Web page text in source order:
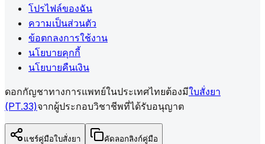
โปรไฟล์ของฉัน
ความเป็นส่วนตัว
ข้อตกลงการใช้งาน
นโยบายคุกกี้
นโยบายคืนเงิน
ดอกกัญชาทางการแพทย์ในประเทศไทยต้องมีใบสั่งยา
(PT.33)จากผู้ประกอบวิชาชีพที่ได้รับอนุญาต
แชร์คู่มือใบสั่งยา คัดลอกลิงก์คู่มือ